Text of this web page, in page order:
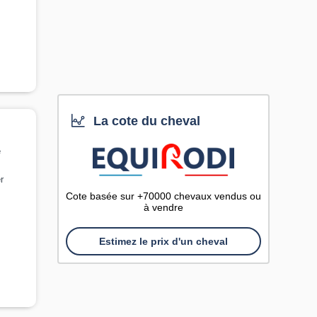
La cote du cheval
Cote basée sur +70000 chevaux vendus ou
à vendre
Estimez le prix d'un cheval